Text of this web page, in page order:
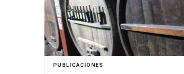
PUBLICACIONES